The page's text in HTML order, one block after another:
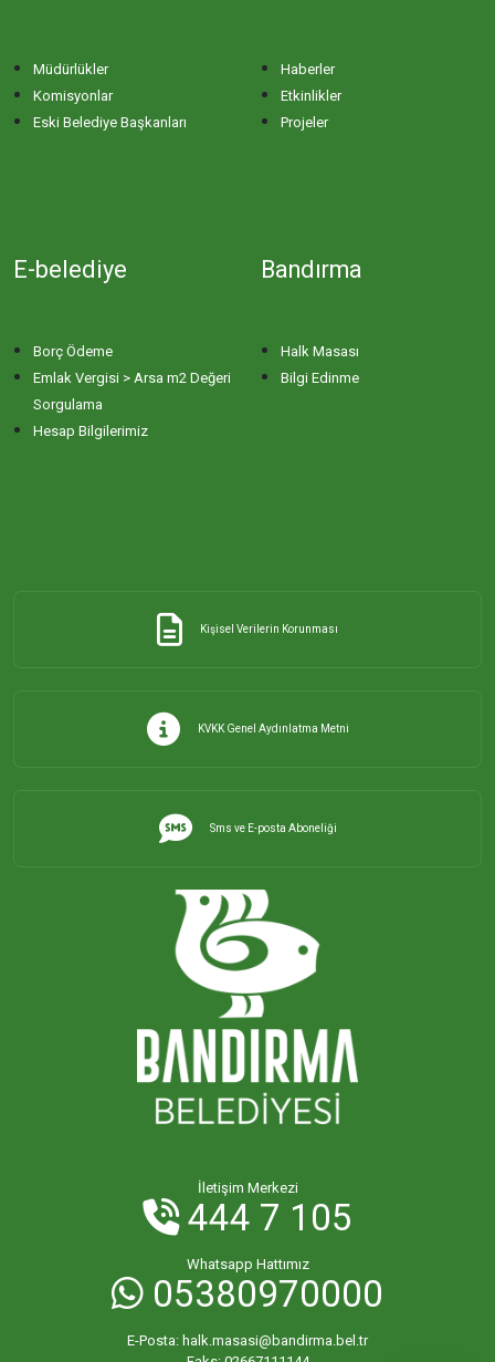
Müdürlükler
Komisyonlar
Eski Belediye Başkanları
Haberler
Etkinlikler
Projeler
E-belediye
Borç Ödeme
Emlak Vergisi > Arsa m2 Değeri
Sorgulama
Hesap Bilgilerimiz
Bandırma
Halk Masası
Bilgi Edinme
Kişisel Verilerin Korunması
KVKK Genel Aydınlatma Metni
Sms ve E-posta Aboneliği
İletişim Merkezi
444 7 105
Whatsapp Hattımız
05380970000
E-Posta: halk.masasi@bandirma.bel.tr